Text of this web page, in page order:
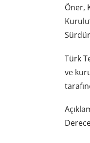
Öner,
Türk
ve